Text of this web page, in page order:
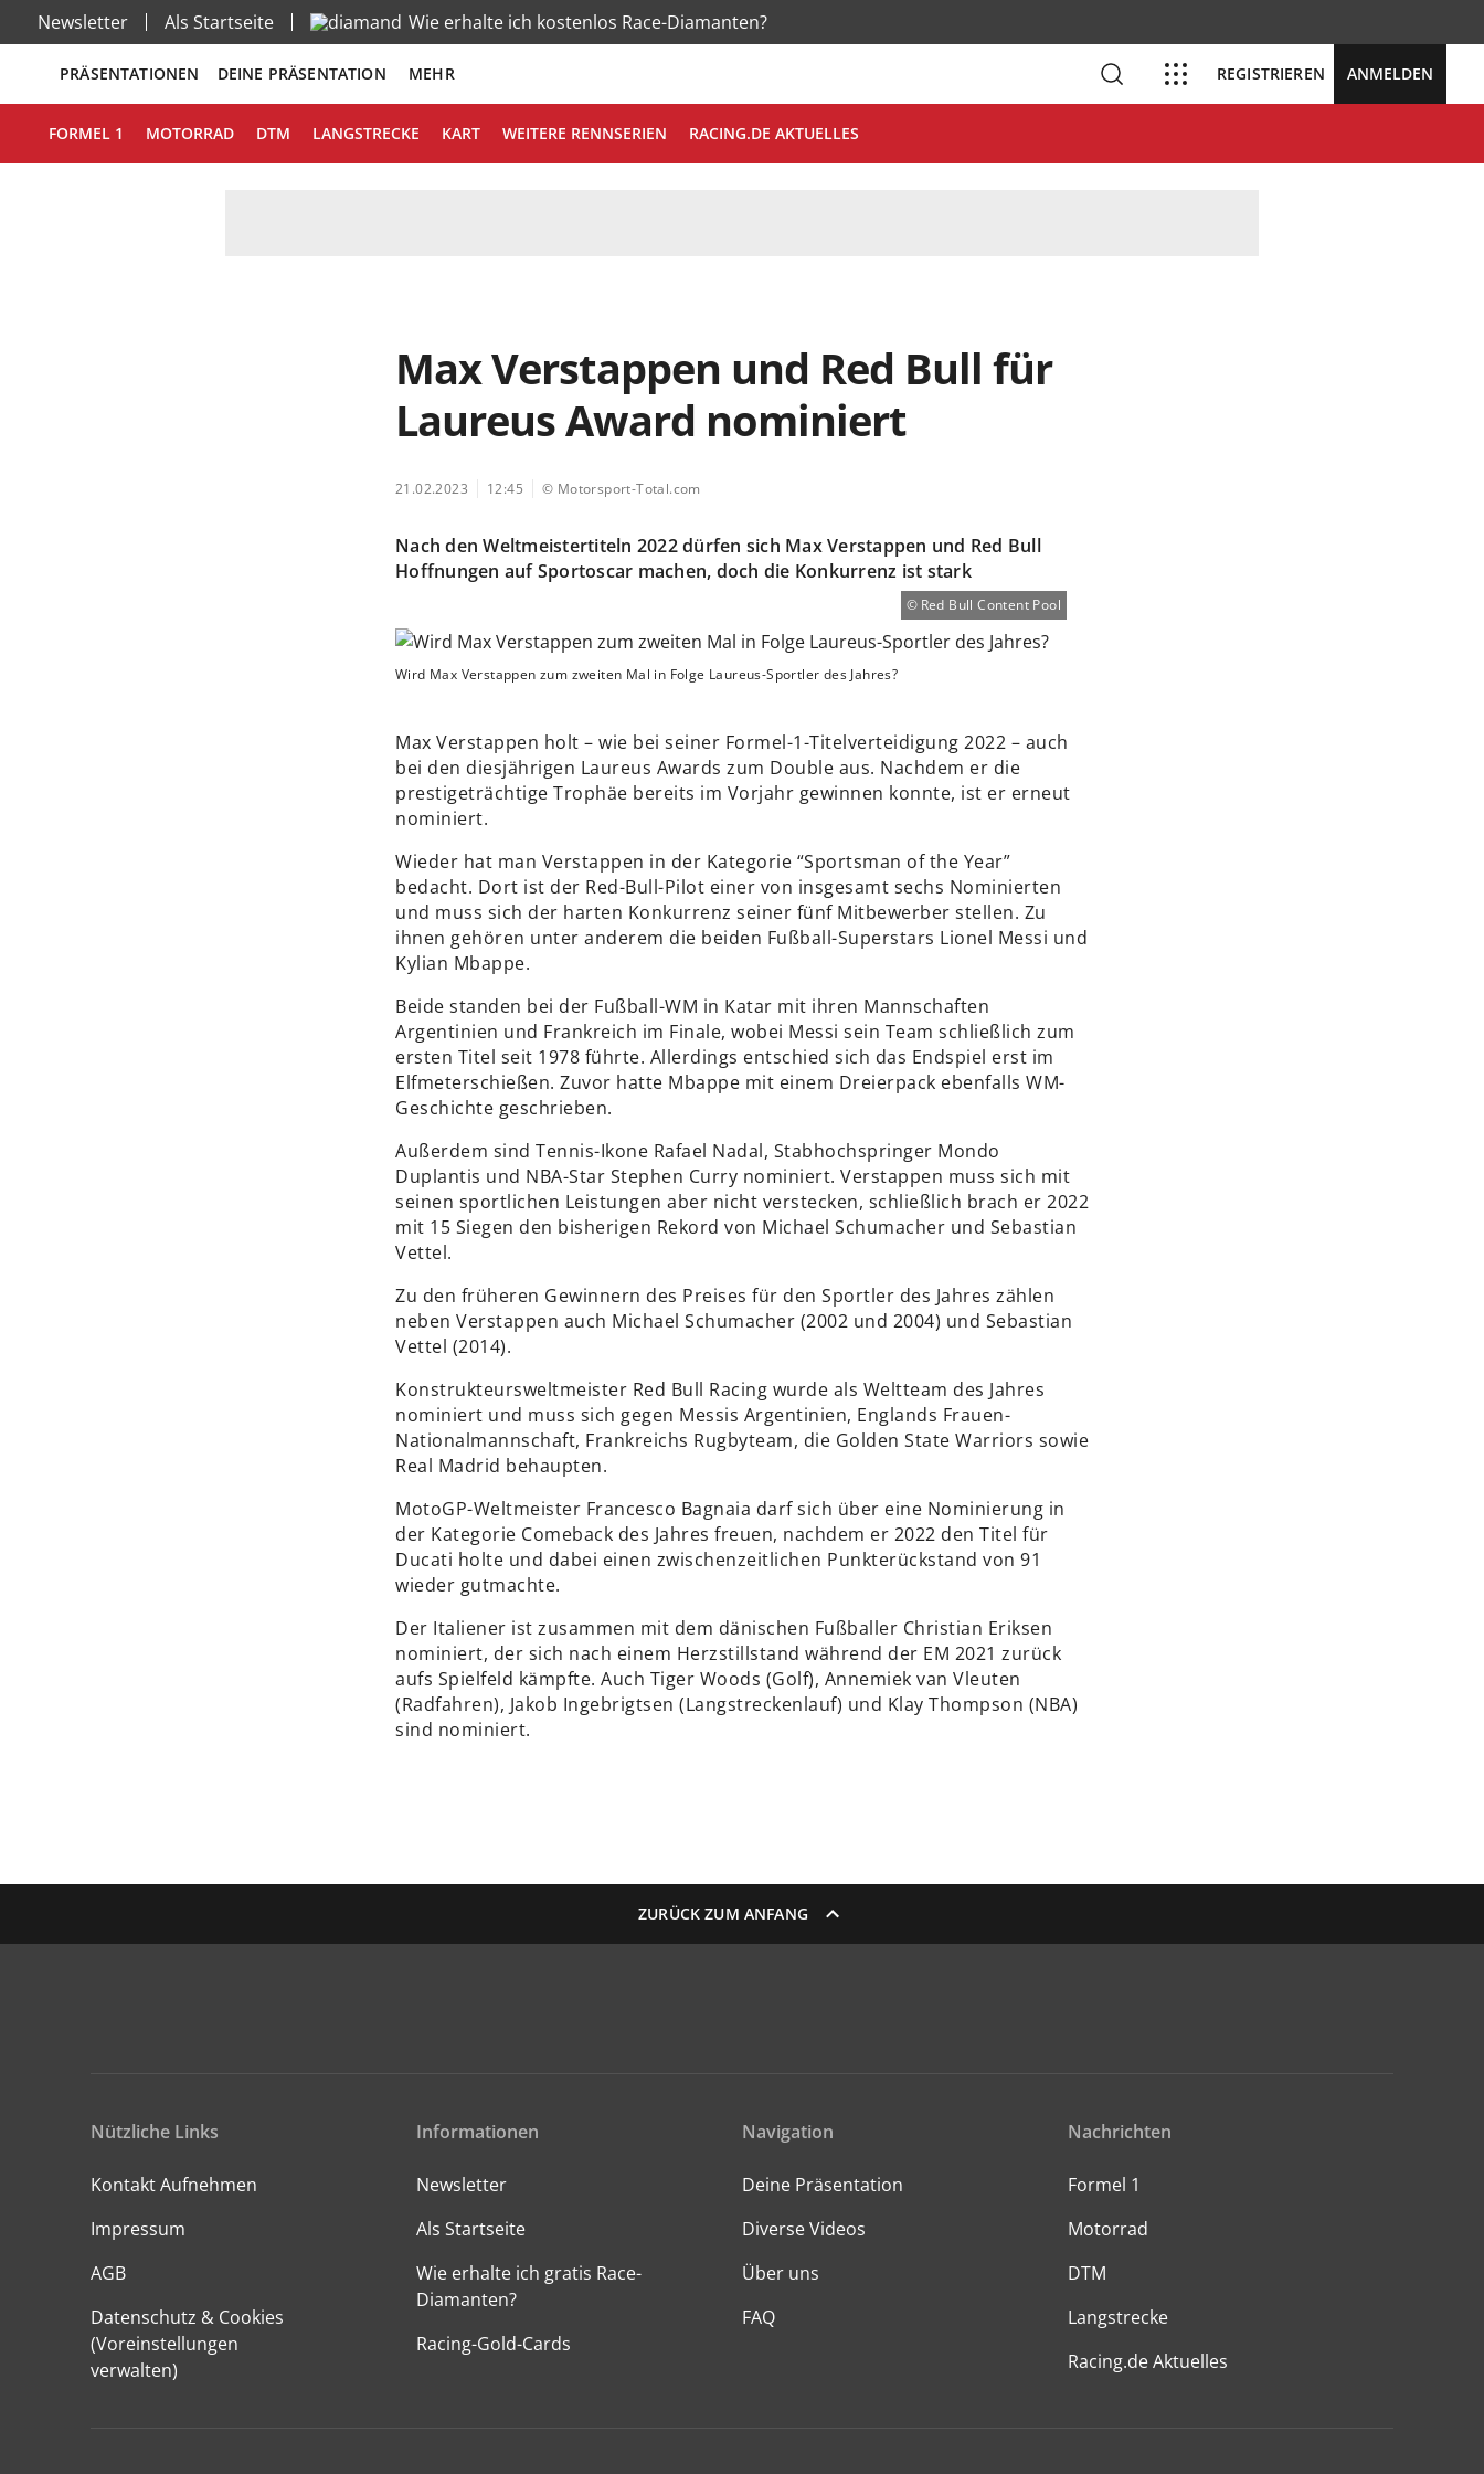
Newsletter Als Startseite Wie erhalte ich kostenlos Race-Diamanten?
PRÄSENTATIONEN DEINE PRÄSENTATION MEHR REGISTRIEREN ANMELDEN
FORMEL 1 MOTORRAD DTM LANGSTRECKE KART WEITERE RENNSERIEN RACING.DE AKTUELLES
Max Verstappen und Red Bull für
Laureus Award nominiert
21.02.2023 12:45 © Motorsport-Total.com
Nach den Weltmeistertiteln 2022 dürfen sich Max Verstappen und Red Bull
Hoffnungen auf Sportoscar machen, doch die Konkurrenz ist stark
Wird Max Verstappen zum zweiten Mal in Folge Laureus-Sportler des Jahres?
Red Bull Content Pool
Max Verstappen holt – wie bei seiner Formel-1-Titelverteidigung 2022 – auch
bei den diesjährigen Laureus Awards zum Double aus. Nachdem er die
prestigeträchtige Trophäe bereits im Vorjahr gewinnen konnte, ist er erneut
nominiert.
Wieder hat man Verstappen in der Kategorie “Sportsman of the Year”
bedacht. Dort ist der Red-Bull-Pilot einer von insgesamt sechs Nominierten
und muss sich der harten Konkurrenz seiner fünf Mitbewerber stellen. Zu
ihnen gehören unter anderem die beiden Fußball-Superstars Lionel Messi und
Kylian Mbappe.
Beide standen bei der Fußball-WM in Katar mit ihren Mannschaften
Argentinien und Frankreich im Finale, wobei Messi sein Team schließlich zum
ersten Titel seit 1978 führte. Allerdings entschied sich das Endspiel erst im
Elfmeterschießen. Zuvor hatte Mbappe mit einem Dreierpack ebenfalls WM-
Geschichte geschrieben.
Außerdem sind Tennis-Ikone Rafael Nadal, Stabhochspringer Mondo
Duplantis und NBA-Star Stephen Curry nominiert. Verstappen muss sich mit
seinen sportlichen Leistungen aber nicht verstecken, schließlich brach er 2022
mit 15 Siegen den bisherigen Rekord von Michael Schumacher und Sebastian
Vettel.
Zu den früheren Gewinnern des Preises für den Sportler des Jahres zählen
neben Verstappen auch Michael Schumacher (2002 und 2004) und Sebastian
Vettel (2014).
Konstrukteursweltmeister Red Bull Racing wurde als Weltteam des Jahres
nominiert und muss sich gegen Messis Argentinien, Englands Frauen-
Nationalmannschaft, Frankreichs Rugbyteam, die Golden State Warriors sowie
Real Madrid behaupten.
MotoGP-Weltmeister Francesco Bagnaia darf sich über eine Nominierung in
der Kategorie Comeback des Jahres freuen, nachdem er 2022 den Titel für
Ducati holte und dabei einen zwischenzeitlichen Punkterückstand von 91
wieder gutmachte.
Der Italiener ist zusammen mit dem dänischen Fußballer Christian Eriksen
nominiert, der sich nach einem Herzstillstand während der EM 2021 zurück
aufs Spielfeld kämpfte. Auch Tiger Woods (Golf), Annemiek van Vleuten
(Radfahren), Jakob Ingebrigtsen (Langstreckenlauf) und Klay Thompson (NBA)
sind nominiert.
ZURÜCK ZUM ANFANG
Nützliche Links
Kontakt Aufnehmen
Impressum
AGB
Datenschutz & Cookies
(Voreinstellungen
verwalten)
Informationen
Newsletter
Als Startseite
Wie erhalte ich gratis Race-
Diamanten?
Racing-Gold-Cards
Navigation
Deine Präsentation
Diverse Videos
Über uns
FAQ
Nachrichten
Formel 1
Motorrad
DTM
Langstrecke
Racing.de Aktuelles